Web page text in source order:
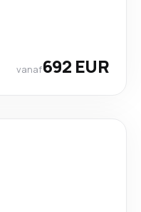
vanaf692 EUR